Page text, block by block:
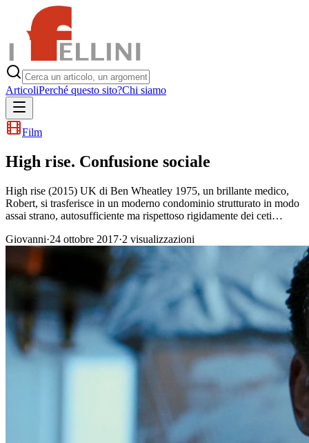
ArticoliPerché questo sito?Chi siamo
Film
High rise. Confusione sociale
High rise (2015) UK di Ben Wheatley 1975, un brillante medico,
Robert, si trasferisce in un moderno condominio strutturato in modo
assai strano, autosufficiente ma rispettoso rigidamente dei ceti…
Giovanni·24 ottobre 2017·2 visualizzazioni